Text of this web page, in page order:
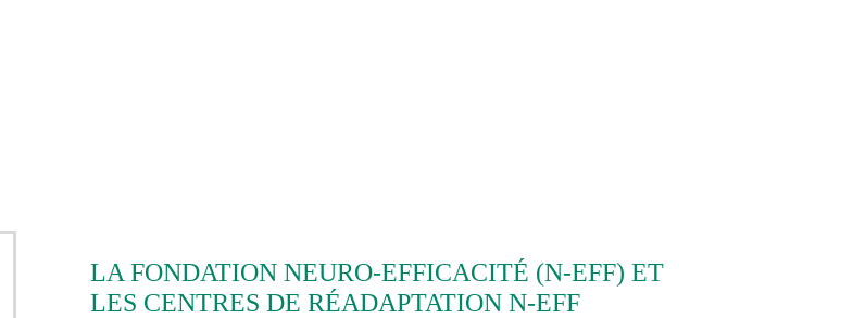
LA FONDATION NEURO-EFFICACITÉ (N-EFF) ET
LES CENTRES DE RÉADAPTATION N-EFF